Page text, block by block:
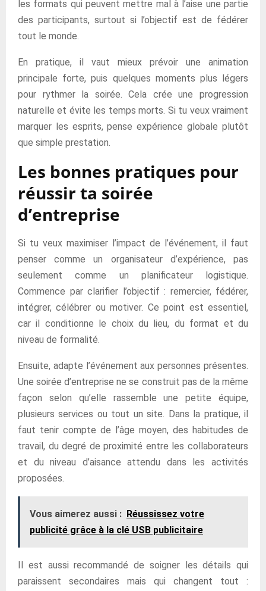
les formats qui peuvent mettre mal à l’aise une partie
des participants, surtout si l’objectif est de fédérer
tout le monde.
En pratique, il vaut mieux prévoir une animation
principale forte, puis quelques moments plus légers
pour rythmer la soirée. Cela crée une progression
naturelle et évite les temps morts. Si tu veux vraiment
marquer les esprits, pense expérience globale plutôt
que simple prestation.
Les bonnes pratiques pour
réussir ta soirée
d’entreprise
Si tu veux maximiser l’impact de l’événement, il faut
penser comme un organisateur d’expérience, pas
seulement comme un planificateur logistique.
Commence par clarifier l’objectif : remercier, fédérer,
intégrer, célébrer ou motiver. Ce point est essentiel,
car il conditionne le choix du lieu, du format et du
niveau de formalité.
Ensuite, adapte l’événement aux personnes présentes.
Une soirée d’entreprise ne se construit pas de la même
façon selon qu’elle rassemble une petite équipe,
plusieurs services ou tout un site. Dans la pratique, il
faut tenir compte de l’âge moyen, des habitudes de
travail, du degré de proximité entre les collaborateurs
et du niveau d’aisance attendu dans les activités
proposées.
Vous aimerez aussi : Réussissez votre
publicité grâce à la clé USB publicitaire
Il est aussi recommandé de soigner les détails qui
paraissent secondaires mais qui changent tout :